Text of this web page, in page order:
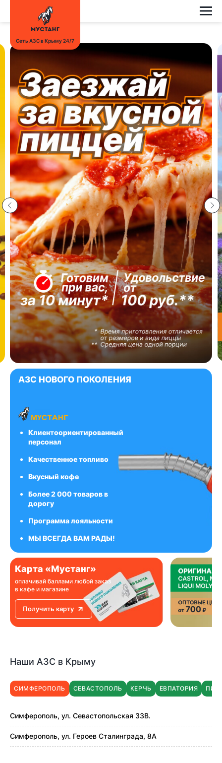
Сеть АЗС в Крыму 24/7
Клиентоориентированный
персонал
Качественное топливо
Вкусный кофе
Более 2 000 товаров в
дорогу
Программа лояльности
МЫ ВСЕГДА ВАМ РАДЫ!
АЗС НОВОГО ПОКОЛЕНИЯ
Карта «Мустанг»
оплачивай баллами любой заказ
в кафе и магазине
Получить карту
Наши АЗС в Крыму
СИМФЕРОПОЛЬ СЕВАСТОПОЛЬ КЕРЧЬ ЕВПАТОРИЯ
Симферополь, ул. Севастопольская 33В.
Симферополь, ул. Героев Сталинграда, 8А